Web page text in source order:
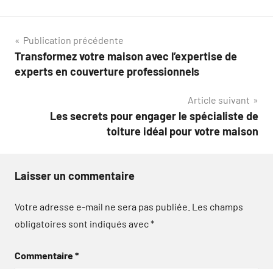
Navigation
de
Publication précédente
Transformez votre maison avec l’expertise de
experts en couverture professionnels
Article suivant
Les secrets pour engager le spécialiste de
toiture idéal pour votre maison
Laisser un commentaire
Votre adresse e-mail ne sera pas publiée. Les champs
obligatoires sont indiqués avec*
Commentaire*